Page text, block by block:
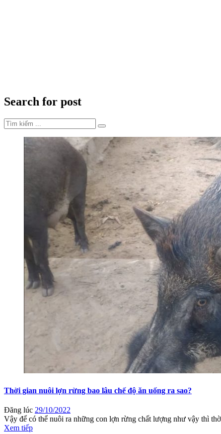
Search for post
Thời gian nuôi lợn rừng bao lâu chế độ ăn uống ra sao?
Đăng lúc 29/10/2022
Vậy để có thể nuôi ra những con lợn rừng chất lượng như vậy thì
Xem tiếp